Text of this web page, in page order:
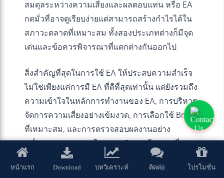
สมดุลระหว่างความเสี่ยงและผลตอบแทน หรือ EA
กดมั่วที่อาจดูเรียบง่ายแต่สามารถสร้างกำไรได้ใน
สภาวะตลาดที่เหมาะสม ทั้งสองประเภทต่างก็มีจุด
เด่นและข้อควรพิจารณาที่แตกต่างกันออกไป
สิ่งสำคัญที่สุดในการใช้ EA ให้ประสบความสำเร็จ
ไม่ใช่เพียงแค่การมี EA ที่ดีที่สุดเท่านั้น แต่ยังรวมถึง
ความเข้าใจในหลักการทำงานของ EA, การบริหาร
จัดการความเสี่ยงอย่างเข้มงวด, การเลือกใช้ Broker
ที่เหมาะสม, และการตรวจสอบผลงานอย่าง
สม่ำเสมอ การลงทุนในตลาด Forex มีความเสี่ยง
เสมอ ผู้ลงทุนจึงควรศึกษาข้อมูล ทำความเข้าใจ
ลักษณะของสินค้า เงื่อนไขผลตอบแทน และความ
หน้าแรก Download บทวิเคราะห์ ติดต่อ โปรโมชั่น